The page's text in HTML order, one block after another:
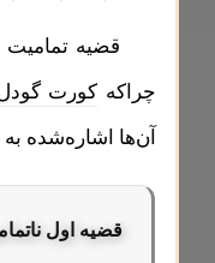
قضیه تمامیت
چراکه کورت
آن‌ها اشاره‌شده
قضیه اول